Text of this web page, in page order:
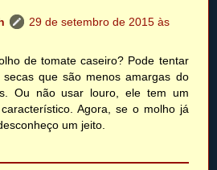
29 de setembro de 2015 às
de tomate caseiro? Pode tentar
que são menos amargas do
Ou não usar louro, ele tem um
Agora, se o molho já
um jeito.